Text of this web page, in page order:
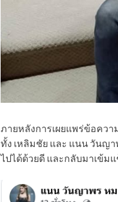
ภายหลังการเผยแพร่ข้อคว
ทั้ง เหลิมชัย และ แนน วันญ
ไปได้ด้วยดี และกลับมาเข้ม